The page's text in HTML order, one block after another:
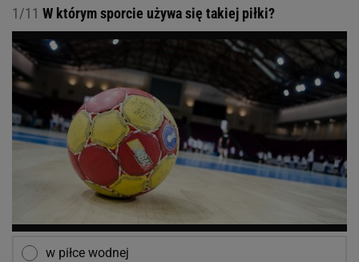
1/11 W którym sporcie używa się takiej piłki?
w piłce wodnej